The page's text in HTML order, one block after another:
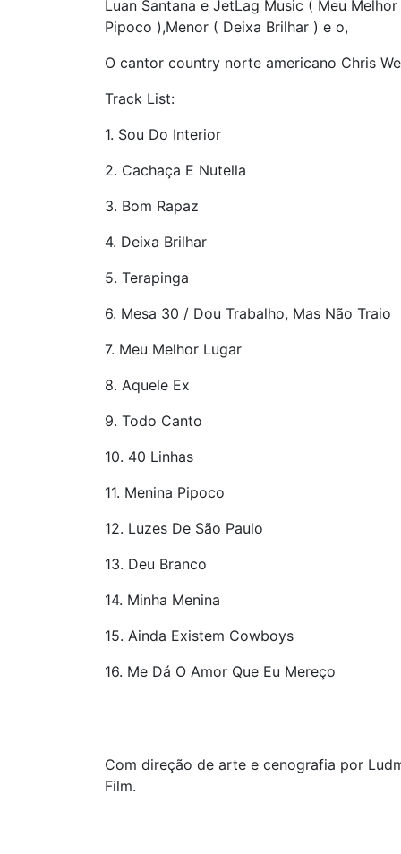
Luan Santana e JetLag Music ( Meu
Pipoco ),Menor ( Deixa Brilhar ) e o,
O cantor country norte americano Chris
Track List:
1. Sou Do Interior
2. Cachaça E Nutella
3. Bom Rapaz
4. Deixa Brilhar
5. Terapinga
6. Mesa 30 / Dou Trabalho, Mas Não Traio
7. Meu Melhor Lugar
8. Aquele Ex
9. Todo Canto
10. 40 Linhas
11. Menina Pipoco
12. Luzes De São Paulo
13. Deu Branco
14. Minha Menina
15. Ainda Existem Cowboys
16. Me Dá O Amor Que Eu Mereço
Com direção de arte e cenografia por
Film.